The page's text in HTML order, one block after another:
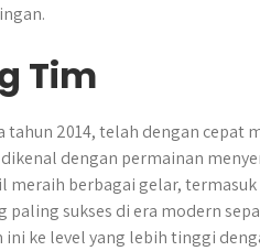
Tim
tahun 2014, telah dengan cepat
dengan permainan
berbagai gelar, termasuk
paling sukses di era modern
ke level yang lebih tinggi